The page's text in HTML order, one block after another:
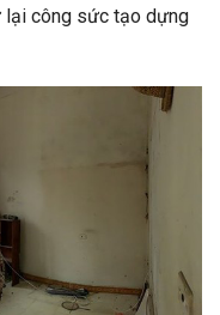
lại công sức tạo dựng